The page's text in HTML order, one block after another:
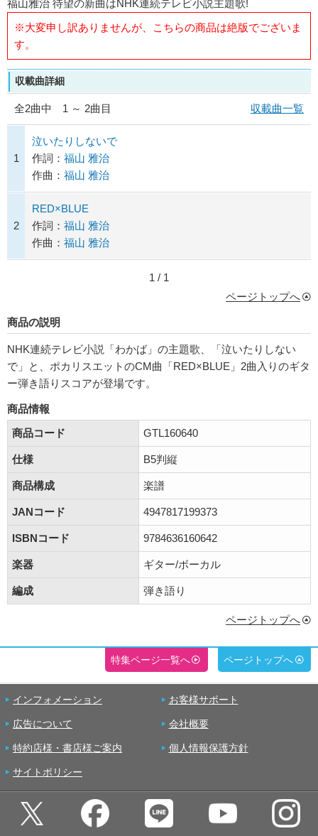
福山雅治 待望の新曲はNHK連続テレビ小説主題歌!
※大変申し訳ありませんが、こちらの商品は絶版でございま
す。
収載曲詳細
全2曲中 1 ～ 2曲目 収載曲一覧
1
泣いたりしないで
作詞： 福山 雅治
作曲： 福山 雅治
2
RED×BLUE
作詞： 福山 雅治
作曲： 福山 雅治
1 / 1
ページトップへ
商品の説明
NHK連続テレビ小説「わかば」の主題歌、「泣いたりしない
で」と、ポカリスエットのCM曲「RED×BLUE」2曲入りのギタ
ー弾き語りスコアが登場です。
商品情報
商品コード
GTL160640
仕様 B5判縦
商品構成 楽譜
JANコード 4947817199373
ISBNコード 9784636160642
楽器 ギター/ボーカル
編成 弾き語り
ページトップへ
特集ページ一覧へ ページトップへ
インフォメーション お客様サポート
広告について 会社概要
特約店様・書店様ご案内 個人情報保護方針
サイトポリシー